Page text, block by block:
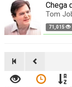
Chega
Tom
71,015